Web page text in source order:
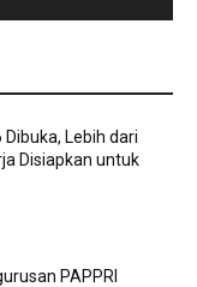
Lebih dari
Disiapkan untuk
PAPPRI